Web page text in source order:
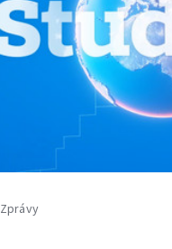
Zprávy